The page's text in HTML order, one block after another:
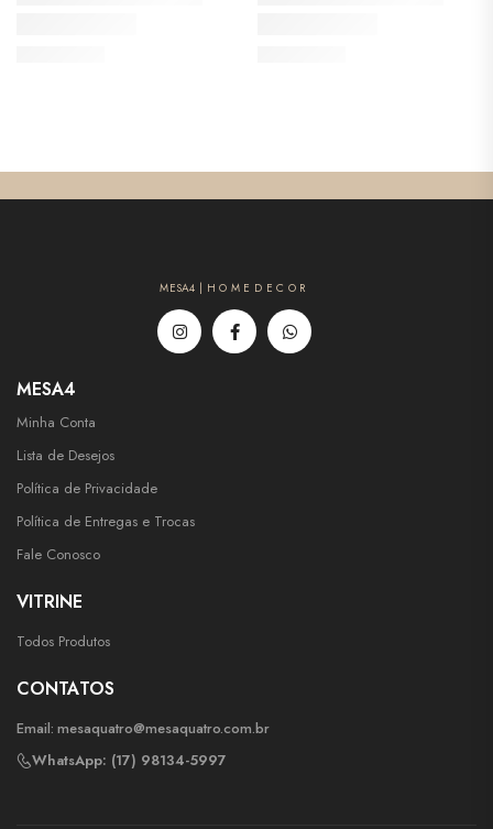
MESA4 | H O M E D E C O R
MESA4
Minha Conta
Lista de Desejos
Política de Privacidade
Política de Entregas e Trocas
Fale Conosco
VITRINE
Todos Produtos
CONTATOS
Email: mesaquatro@mesaquatro.com.br
WhatsApp: (17) 98134-5997